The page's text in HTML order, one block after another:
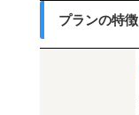
プランの特徴